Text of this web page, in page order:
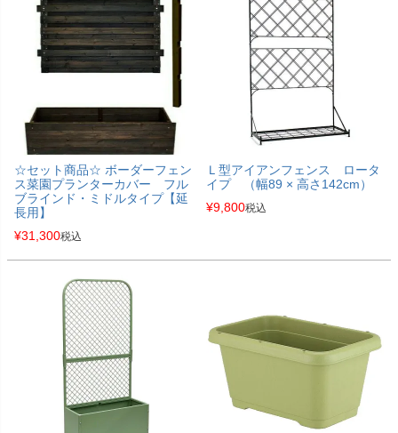
☆セット商品☆ ボーダーフェン
ス菜園プランターカバー フル
ブラインド・ミドルタイプ【延
長用】
¥31,300税込
Ｌ型アイアンフェンス ロータ
イプ （幅89 × 高さ142cm）
¥9,800税込